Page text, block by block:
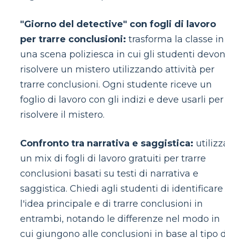
"Giorno del detective" con fogli di lavoro
per trarre conclusioni: trasforma la classe in
una scena poliziesca in cui gli studenti
risolvere un mistero utilizzando attività per
trarre conclusioni. Ogni studente riceve un
foglio di lavoro con gli indizi e deve usarli per
risolvere il mistero.
Confronto tra narrativa e saggistica:
un mix di fogli di lavoro gratuiti per trarre
conclusioni basati su testi di narrativa e
saggistica. Chiedi agli studenti di identificare
l'idea principale e di trarre conclusioni in
entrambi, notando le differenze nel modo in
cui giungono alle conclusioni in base al tipo